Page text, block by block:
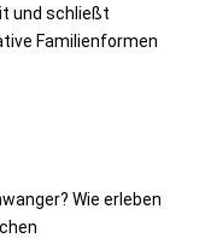
und schließt
Familienformen
Wie erleben